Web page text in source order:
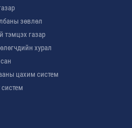
зөвлөл
тэмцэх газар
хурал
цахим систем